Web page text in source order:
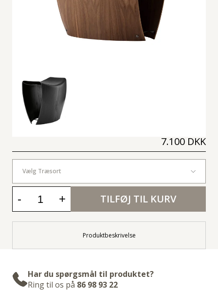
7.100 DKK
Vælg Træsort
- + TILFØJ TIL KURV
Produktbeskrivelse
Har du spørgsmål til produktet?
Ring til os på 86 98 93 22